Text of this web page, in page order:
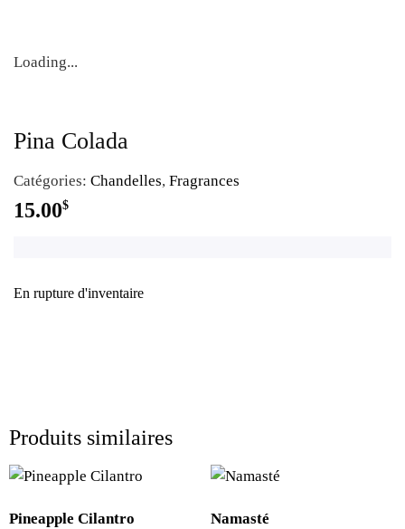
Loading...
Pina Colada
Catégories: Chandelles, Fragrances
15.00$
En rupture d'inventaire
Produits similaires
Pineapple Cilantro Namasté